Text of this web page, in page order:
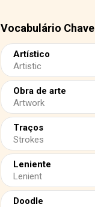
Vocabulário Chave
Artístico
Artistic
Obra de arte
Artwork
Traços
Strokes
Leniente
Lenient
Doodle